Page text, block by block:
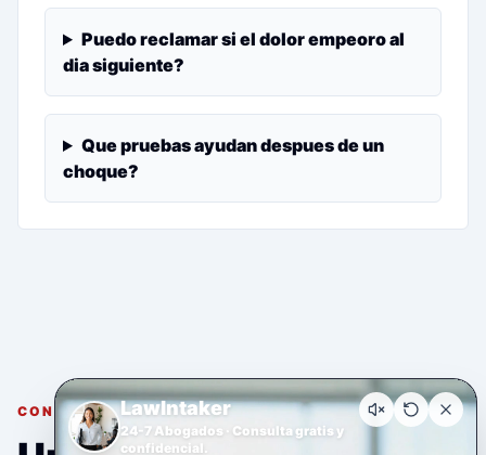
Puedo reclamar si el dolor empeoro al
dia siguiente?
Que pruebas ayudan despues de un
choque?
CONSULTA GRATUITA Y CONFIDENCIAL
LawIntaker
24-7 Abogados · Consulta gratis y
confidencial.